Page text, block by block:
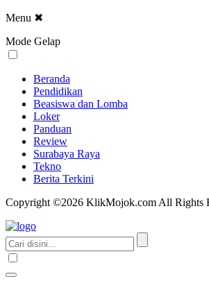
Menu ✖
Mode Gelap
Beranda
Pendidikan
Beasiswa dan Lomba
Loker
Panduan
Review
Surabaya Raya
Tekno
Berita Terkini
Copyright ©2026 KlikMojok.com All Rights